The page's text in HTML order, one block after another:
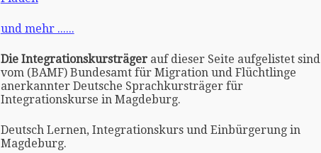
und mehr ......
Die Integrationskursträgerauf dieser Seite aufgelistet sind
vom (BAMF) Bundesamt für Migration und Flüchtlinge
anerkannter Deutsche Sprachkursträger für
Integrationskurse in Magdeburg.
Deutsch Lernen, Integrationskurs und Einbürgerung in
Magdeburg.